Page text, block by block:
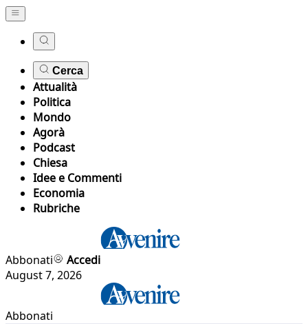
Cerca
Attualità
Politica
Mondo
Agorà
Podcast
Chiesa
Idee e Commenti
Economia
Rubriche
Abbonati
Accedi
August 7, 2026
Abbonati